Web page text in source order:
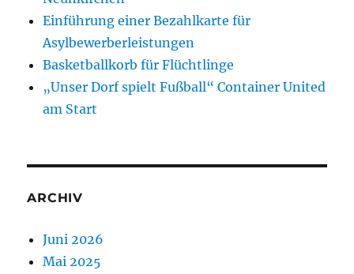
Einführung einer Bezahlkarte für
Asylbewerberleistungen
Basketballkorb für Flüchtlinge
„Unser Dorf spielt Fußball“ Container United
am Start
ARCHIV
Juni 2026
Mai 2025